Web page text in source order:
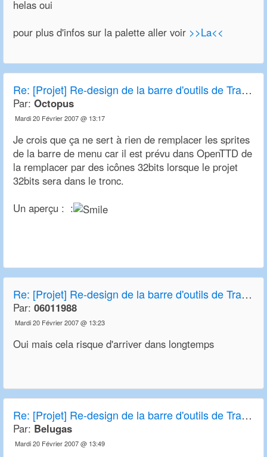
helas oui
pour plus d'infos sur la palette aller voir >>La<<
Re: [Projet] Re-design de la barre d'outils de Transport Tycoon Deluxe et OpenTTD
Par: Octopus
Mardi 20 Février 2007 @ 13:17
Je crois que ça ne sert à rien de remplacer les sprites
de la barre de menu car il est prévu dans OpenTTD de
la remplacer par des icônes 32bits lorsque le projet
32bits sera dans le tronc.
Un aperçu : :
Re: [Projet] Re-design de la barre d'outils de Transport Tycoon Deluxe et OpenTTD
Par: 06011988
Mardi 20 Février 2007 @ 13:23
Oui mais cela risque d'arriver dans longtemps
Re: [Projet] Re-design de la barre d'outils de Transport Tycoon Deluxe et OpenTTD
Par: Belugas
Mardi 20 Février 2007 @ 13:49